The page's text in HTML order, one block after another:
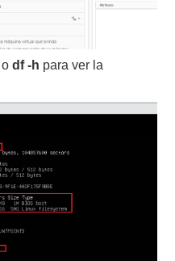
o df -h para ver la